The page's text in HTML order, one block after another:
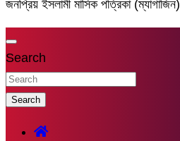
জনপ্রিয় ইসলামী মাসিক পত্রিকা (ম্যাগাজিন)
Search
Search